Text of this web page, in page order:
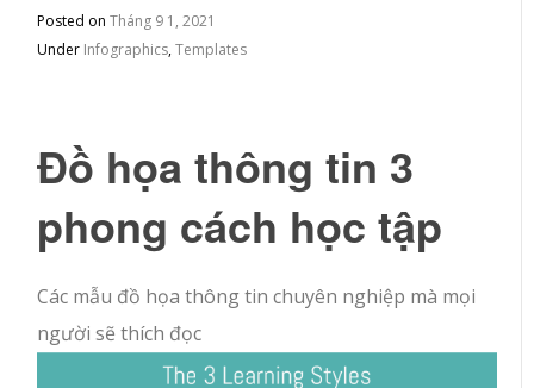
Posted onTháng 9 1, 2021
Under Infographics,Templates
Đồ họa thông tin 3
phong cách học tập
Các mẫu đồ họa thông tin chuyên nghiệp mà mọi
người sẽ thích đọc